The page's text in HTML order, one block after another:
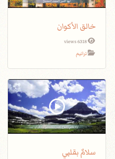
خالق الأكوان
6318 views
ترانيم
سلامٌ بقلبي